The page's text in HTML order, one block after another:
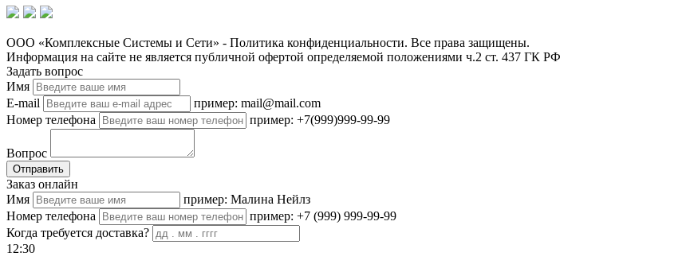
ООО «Комплексные Системы и Сети» - Политика конфиденциальности. Все права защищены.
Информация на сайте не является публичной офертой определяемой положениями ч.2 ст. 437 ГК РФ
Задать вопрос
Имя
E-mail
пример: mail@mail.com
Номер телефона
пример: +7(999)999-99-99
Вопрос
Отправить
Заказ онлайн
Имя
пример: Малина Нейлз
Номер телефона
пример: +7 (999) 999-99-99
Когда требуется доставка?
12:30